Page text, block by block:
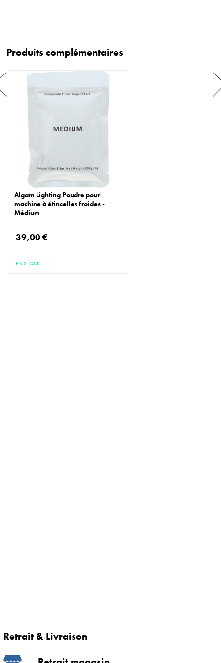
Produits complémentaires
Algam Lighting Poudre pour
machine à étincelles froides -
Médium
39,00 €
EN STOCK
Retrait & Livraison